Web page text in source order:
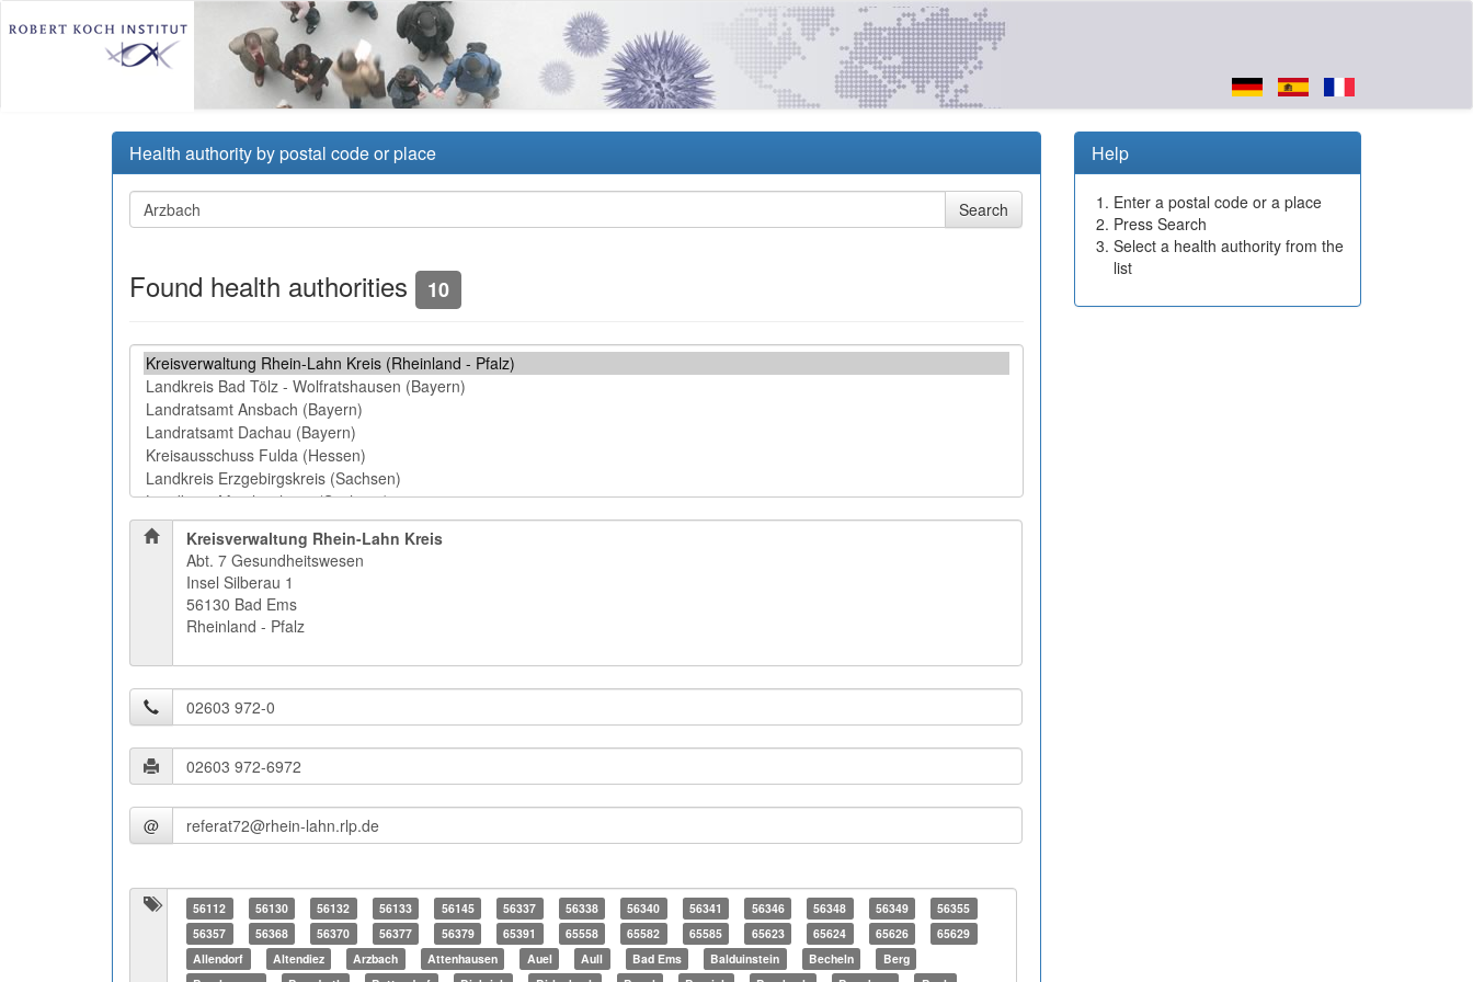
Health authority by postal code or place
Found health authorities 10
Kreisverwaltung Rhein-Lahn Kreis
Abt. 7 Gesundheitswesen
Insel Silberau 1
56130 Bad Ems
Rheinland - Pfalz
@
56112 56130 56132 56133 56145 56337 56338 56340 56341 56346 56348 56349
56355
56357
56368 56370 56377 56379 65391 65558 65582 65585 65623 65624 65626
65629
Allendorf
Altendiez Arzbach Attenhausen Auel Aull Bad Ems Balduinstein Becheln
Berg
Help
Enter a postal code or a place
Press Search
Select a health authority from the
list